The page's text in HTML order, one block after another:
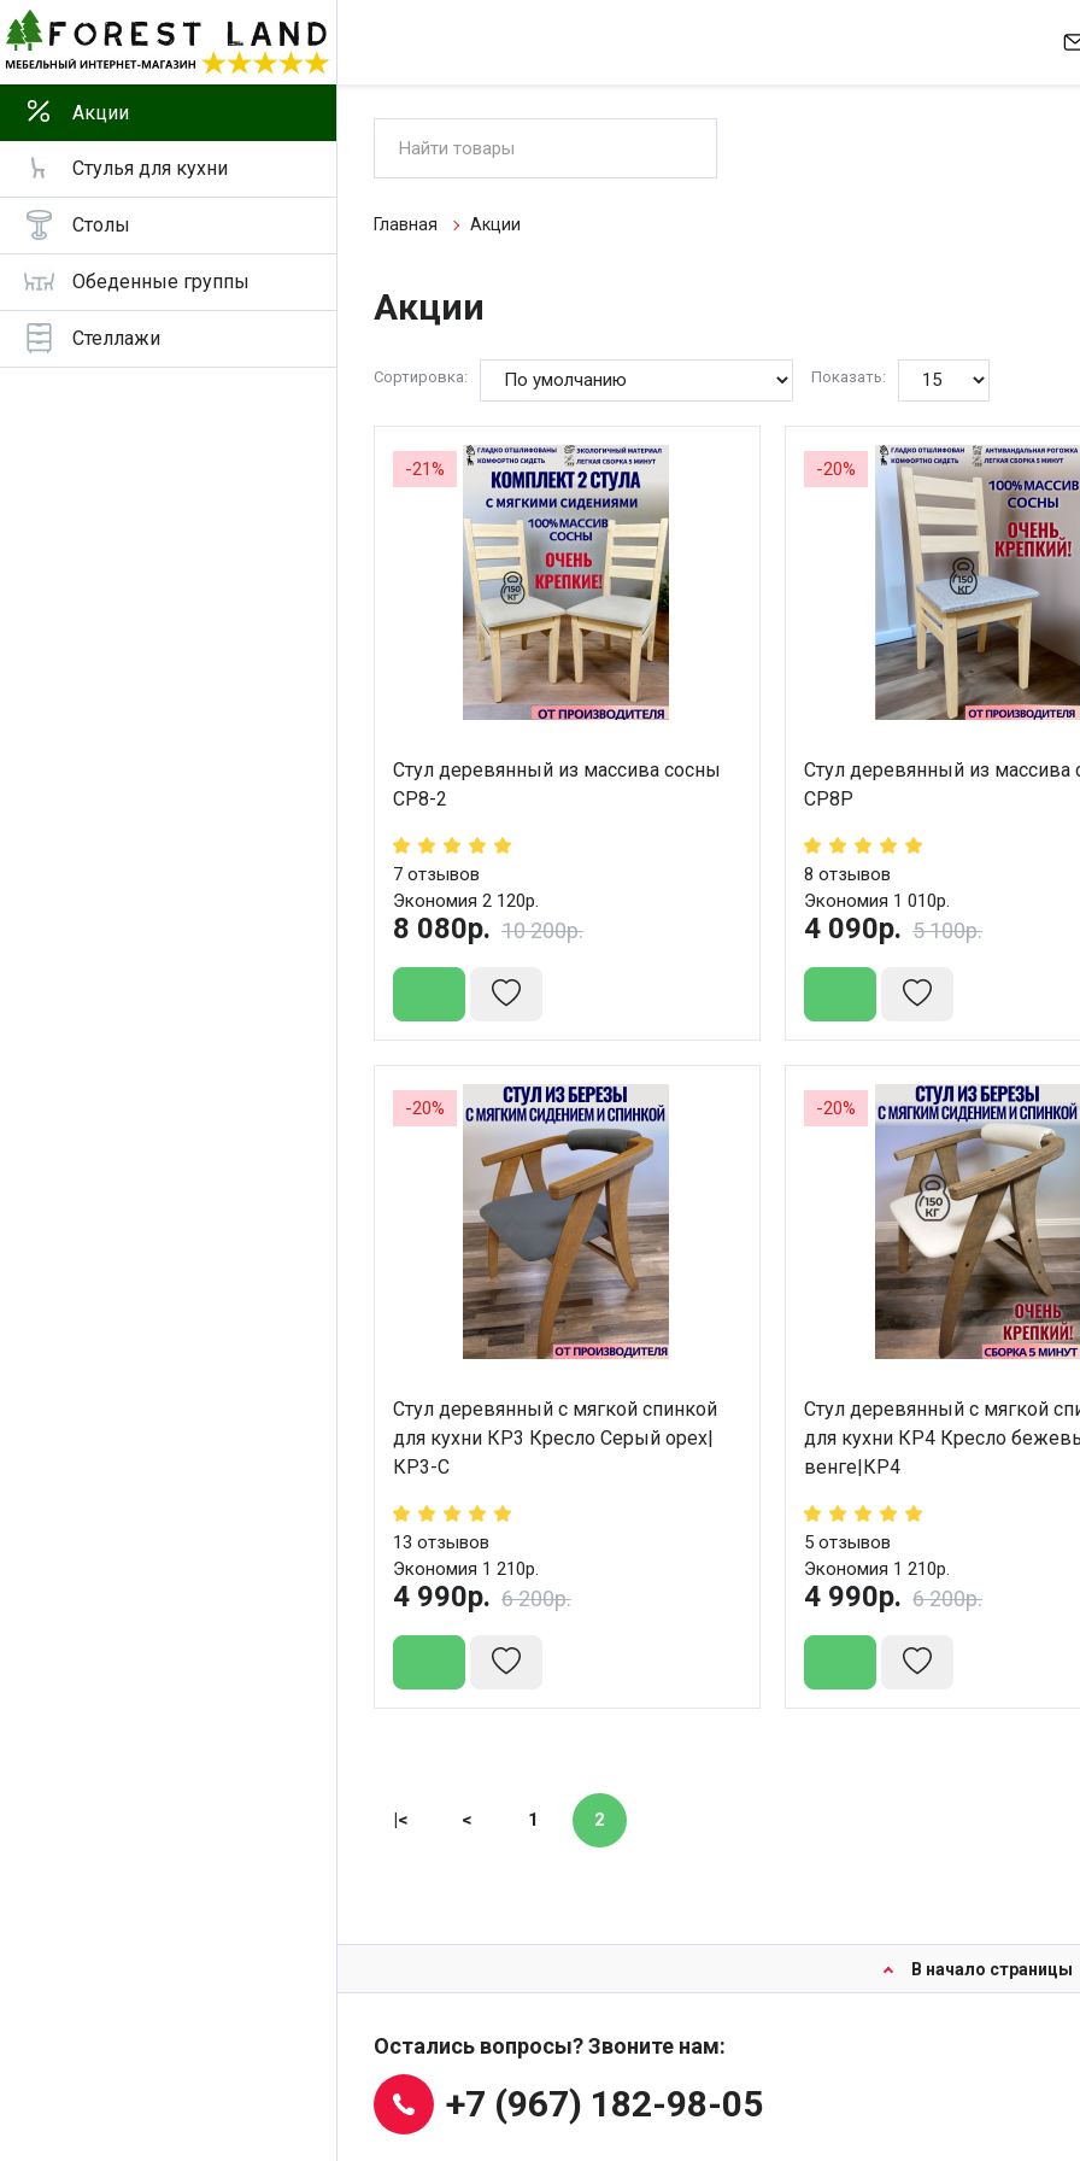
Акции
Стулья для кухни
Столы
Обеденные группы
Стеллажи
Главная Акции
Акции
Сортировка: Показать:
-21%
Стул деревянный из массива сосны
СР8-2
7 отзывов
Экономия 2 120р.
8 080р. 10 200р.
-20%
Стул деревянный из массива
СР8Р
8отзывов
Экономия 1 010р.
4 090р. 5 100р.
-20%
Стул деревянный с мягкой спинкой
для кухни КР3 Кресло Серый орех|
КР3-С
13 отзывов
Экономия 1 210р.
4 990р. 6 200р.
-20%
Стул деревянный с мягкой
для кухни КР4 Кресло
венге|КР4
5отзывов
Экономия 1 210р.
4 990р. 6 200р.
|< < 1 2
В начало страницы
Остались вопросы? Звоните нам:
+7 (967) 182-98-05